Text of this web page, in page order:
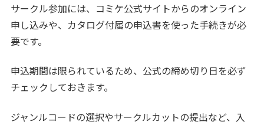
サークル参加には、コミケ公式サイトからのオンライン
申し込みや、カタログ付属の申込書を使った手続きが必
要です。
申込期間は限られているため、公式の締め切り日を必ず
チェックしておきます。
ジャンルコードの選択やサークルカットの提出など、入